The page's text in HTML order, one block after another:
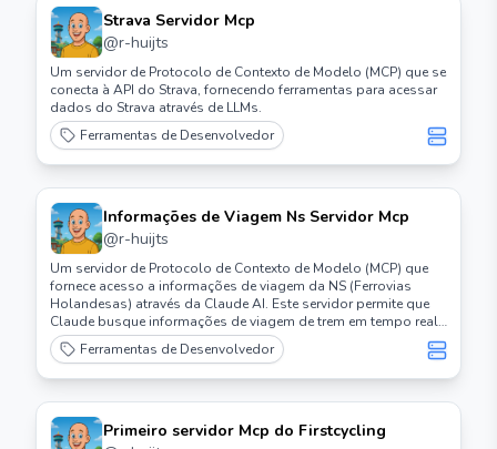
Strava Servidor Mcp
@r-huijts
Um servidor de Protocolo de Contexto de Modelo (MCP) que se
conecta à API do Strava, fornecendo ferramentas para acessar
dados do Strava através de LLMs.
Ferramentas de Desenvolvedor
Informações de Viagem Ns Servidor Mcp
@r-huijts
Um servidor de Protocolo de Contexto de Modelo (MCP) que
fornece acesso a informações de viagem da NS (Ferrovias
Holandesas) através da Claude AI. Este servidor permite que
Claude busque informações de viagem de trem em tempo real
e interrupções usando a API oficial da NS holandesa.
Ferramentas de Desenvolvedor
Primeiro servidor Mcp do Firstcycling